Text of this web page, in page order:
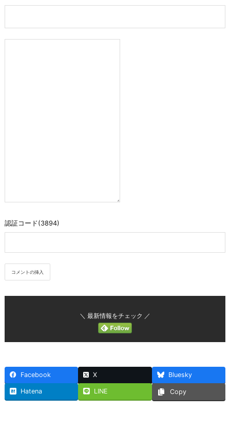
認証コード(3894)
＼ 最新情報をチェック ／
Facebook X Bluesky
Hatena LINE Copy